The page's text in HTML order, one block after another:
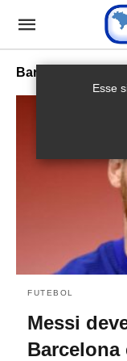
Barcelona
FUTEBOL
Messi
Barcelona
Esse